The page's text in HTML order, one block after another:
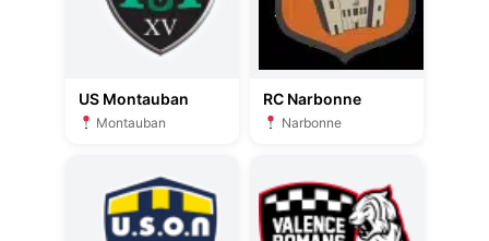
US Montauban
Montauban
RC Narbonne
Narbonne